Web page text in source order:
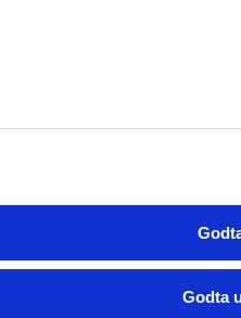
Godta